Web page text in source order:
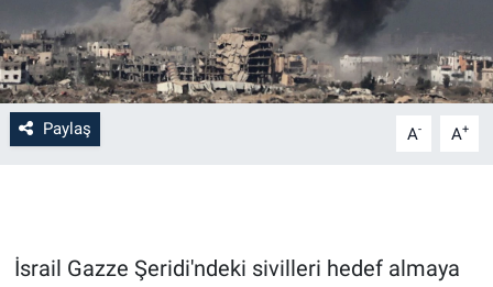
Paylaş A- A+
İsrail Gazze Şeridi'ndeki sivilleri hedef almaya